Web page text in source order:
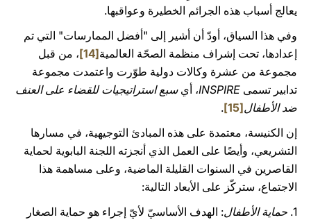
يعالج أسباب هذه الجرائم الخطيرة وعواقبها.
وفي هذا السياق، أودّ أن أشير إلى "أفضل الممارسات" التي تم
إعدادها، تحت إشراف منظمة الصحّة العالمية[14]
، من قبل
مجموعة من عشرة وكالات دولية طوّرت واعتمدت مجموعة
تدابير تسمى INSPIRE، أيسبع استراتيجيات للقضاء على العنف
ضد الأطفال[15]
.
إن الكنيسة، معتمدة على هذه المبادئ التوجيهية، في مسارها
التشريعي، وأيضًا على العمل الذي أنجزته اللجنة البابوية لحماية
القاصرين في السنوات القليلة الماضية، وعلى مساهمة هذا
الاجتماع، ستركّز على الأبعاد التالية:
1. حماية الأطفال: الهدف الأساسيّ لأيّ إجراء هو حماية الصغار